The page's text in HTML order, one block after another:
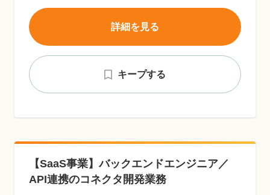
キープする
詳細を見る
【SaaS事業】バックエンドエンジニア／
API連携のコネクタ開発業務